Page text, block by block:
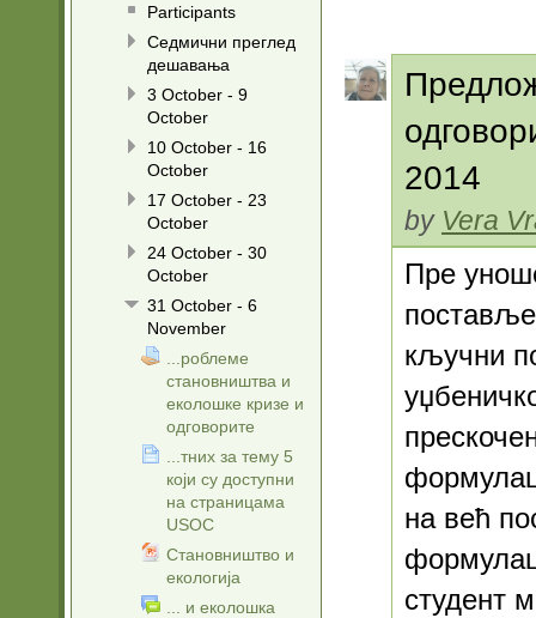
2014
by Vera
Пре
кључни
на већ
форм
студент
Participants
Седмични преглед
дешавања
3 October - 9
October
10 October - 16
October
17 October - 23
October
24 October - 30
October
31 October - 6
November
...роблеме
становништва и
еколошке кризе и
одговорите
...тних за тему 5
који су доступни
на страницама
USOC
Становништво и
екологија
... и еколошка